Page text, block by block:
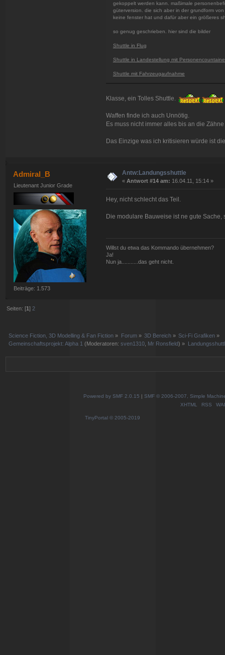
gekoppelt werden kann. maßimale
güterversion. die sich aber in der grundform
keine fenster hat und dafür aber ein größeres
so genug geschrieben. hier sind die bilder
Shuttle in Flug
Shuttle in Landestellung mit
Shuttle mit Fahrzeugaufnahme
Klasse, ein Tolles Shuttle.
Waffen finde ich auch Unnötig.
Es muss nicht immer alles bis an die
Das Einzige was ich kritisieren würde ist
Admiral_B
Lieutenant Junior Grade
Beiträge: 1.573
Antw:Landungsshuttle
«Antwort #14 am: 16.04.11, 15:14 »
Hey, nicht schlecht das Teil.
Die modulare Bauweise ist ne gute
Willst du etwa das Kommando übernehmen?
Ja!
Nun ja...........das geht nicht.
Seiten: [1] 2
Science Fiction, 3D Modelling & Fan Fiction » Forum» 3D Bereich » Sci-Fi Grafiken »
Gemeinschaftsprojekt: Alpha 1 (Moderatoren:sven1310 Mr Ronsfield) »
Powered by SMF 2.0.15 | SMF © 2006-2007, Simple
XHTML
RSS
TinyPortal © 2005-2019